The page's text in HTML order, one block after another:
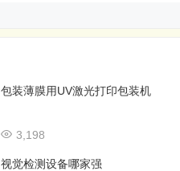
包装薄膜用UV激光打印包装机
3,198
视觉检测设备哪家强